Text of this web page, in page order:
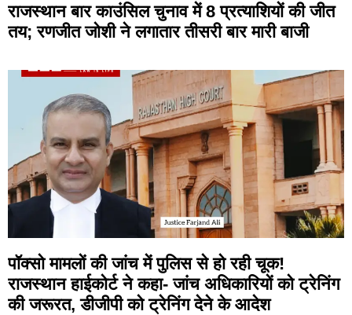
राजस्थान बार काउंसिल चुनाव में 8 प्रत्याशियों की जीत
तय; रणजीत जोशी ने लगातार तीसरी बार मारी बाजी
पॉक्सो मामलों की जांच में पुलिस से हो रही चूक!
राजस्थान हाईकोर्ट ने कहा- जांच अधिकारियों को ट्रेनिंग
की जरूरत, डीजीपी को ट्रेनिंग देने के आदेश